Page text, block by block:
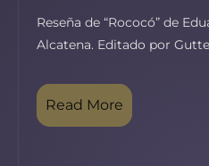
Reseña de “Rococó” de
Alcatena. Editado por
Read More